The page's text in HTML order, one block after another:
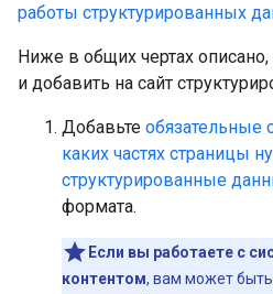
работы структурированных
Ниже в общих чертах описано,
и добавить на сайт
Добавьте обязательные
каких частях страницы
структурированные
формата.
Если вы работаете с
контентом, вам может